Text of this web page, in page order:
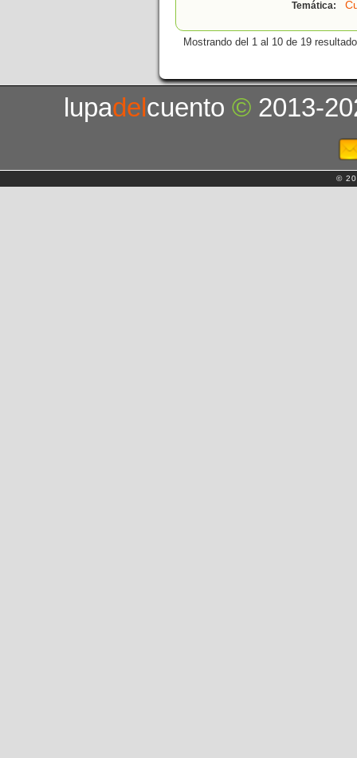
Temática:
Mostrando del 1 al 10 de 19
lupadelcuento© 2013-
©